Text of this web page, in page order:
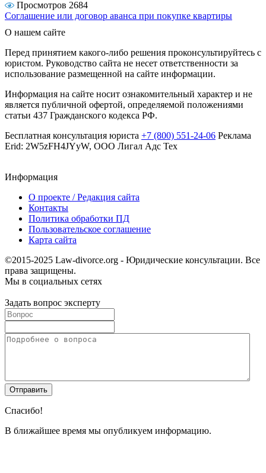
Просмотров 2684
Соглашение или договор аванса при покупке квартиры
О нашем сайте
Перед принятием какого-либо решения проконсультируйтесь с
юристом. Руководство сайта не несет ответственности за
использование размещенной на сайте информации.
Информация на сайте носит ознакомительный характер и не
является публичной офертой, определяемой положениями
статьи 437 Гражданского кодекса РФ.
Бесплатная консультация юриста +7 (800) 551-24-06 Реклама
Erid: 2W5zFH4JYyW, ООО Лигал Адс Тех
Информация
О проекте / Редакция сайта
Контакты
Политика обработки ПД
Пользовательское соглашение
Карта сайта
©2015-2025 Law-divorce.org - Юридические консультации. Все
права защищены.
Мы в социальных сетях
Задать вопрос эксперту
Спасибо!
В ближайшее время мы опубликуем информацию.